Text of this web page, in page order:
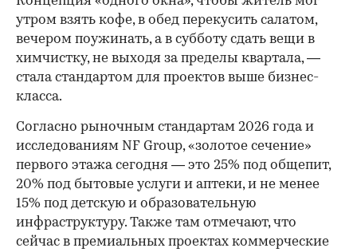
утром взять кофе, в обед перекусить салатом,
вечером поужинать, а в субботу сдать вещи в
химчистку, не выходя за пределы квартала, —
стала стандартом для проектов выше бизнес-
класса.
Согласно рыночным стандартам 2026 года и
исследованиям NF Group, «золотое сечение»
первого этажа сегодня — это 25% под общепит,
20% под бытовые услуги и аптеки, и не менее
15% под детскую и образовательную
инфраструктуру. Также там отмечают, что
сейчас в премиальных проектах коммерческие